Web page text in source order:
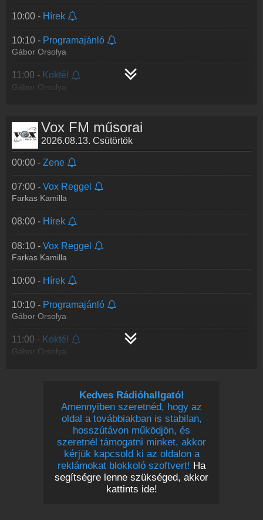
10:00 - Hírek
10:10 - Programajánló
Gábor Orsolya
11:00 - Koktél
Gábor Orsolya
13:10 - Desszert
Faluvégi Bartha Noémi
15:00 - Zene
Vox FM műsorai
2026.08.13. Csütörtök
00:00 - Zene
07:00 - Vox Reggel
Farkas Kamilla
08:00 - Hírek
08:10 - Vox Reggel
Farkas Kamilla
10:00 - Hírek
10:10 - Programajánló
Gábor Orsolya
11:00 - Koktél
Gábor Orsolya
Faluvégi Bartha Noémi
Kedves Rádióhallgató!
Amennyiben szeretnéd, hogy az
oldal a továbbiakban is stabilan,
hosszútávon működjön, és
szeretnél támogatni minket, akkor
kérjük kapcsold ki az oldalon a
reklámokat blokkoló szoftvert! Ha
segítségre lenne szükséged, akkor
kattints ide!